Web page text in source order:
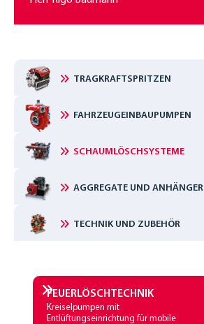
TRAGKRAFTSPRITZEN
FAHRZEUGEINBAUPUMPEN
SCHAUMLÖSCHSYSTEME
AGGREGATE UND ANHÄNGER
TECHNIK UND ZUBEHÖR
FEUERLÖSCHTECHNIK
Kreiselpumpen mit
Entlüftungseinrichtung für mobile